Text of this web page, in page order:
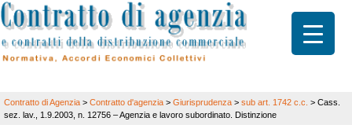
Contratto di Agenzia > Contratto d'agenzia > Giurisprudenza > sub art. 1742 c.c. > Cass.
sez. lav., 1.9.2003, n. 12756 – Agenzia e lavoro subordinato. Distinzione